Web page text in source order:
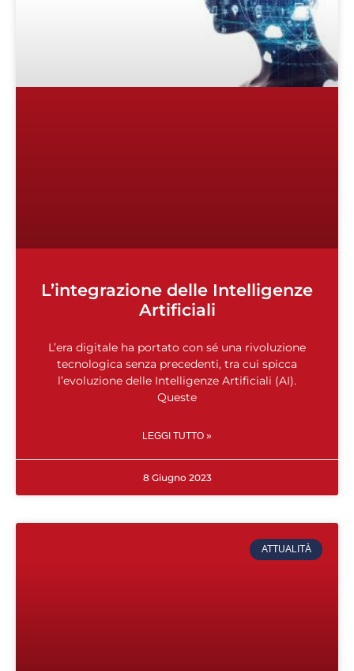
L’integrazione delle Intelligenze
Artificiali
L’era digitale ha portato con sé una rivoluzione
tecnologica senza precedenti, tra cui spicca
l’evoluzione delle Intelligenze Artificiali (AI).
Queste
LEGGI TUTTO »
8 Giugno 2023
ATTUALITÀ